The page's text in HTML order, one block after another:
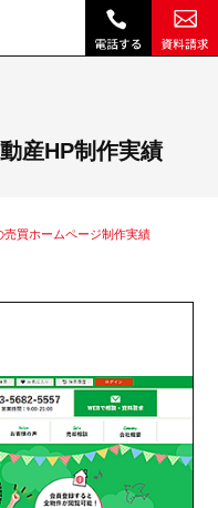
産HP制作実績
売買ホームページ制作実績